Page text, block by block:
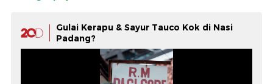
Gulai Kerapu & Sayur Tauco Kok di Nasi
Padang?